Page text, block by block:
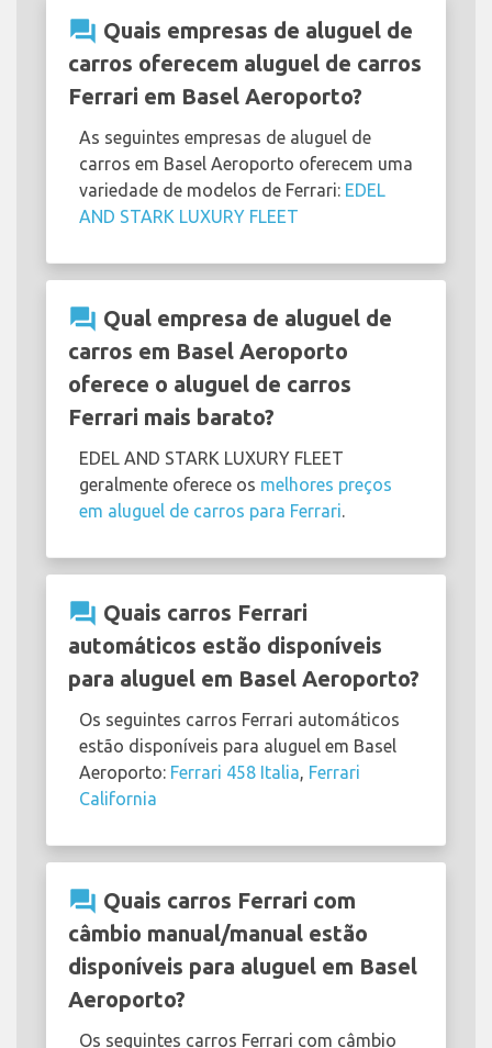
question_answer Quais empresas de aluguel de
carros oferecem aluguel de carros
Ferrari em Basel Aeroporto?
As seguintes empresas de aluguel de
carros em Basel Aeroporto oferecem uma
variedade de modelos de Ferrari: EDEL
AND STARK LUXURY FLEET
question_answer Qual empresa de aluguel de
carros em Basel Aeroporto
oferece o aluguel de carros
Ferrari mais barato?
EDEL AND STARK LUXURY FLEET
geralmente oferece os melhores preços
em aluguel de carros para Ferrari
question_answer Quais carros Ferrari
automáticos estão disponíveis
para aluguel em Basel Aeroporto?
Os seguintes carros Ferrari automáticos
estão disponíveis para aluguel em Basel
Aeroporto: Ferrari 458 Italia Ferrari
California
question_answer Quais carros Ferrari com
câmbio manual/manual estão
disponíveis para aluguel em Basel
Aeroporto?
Os seguintes carros Ferrari com câmbio